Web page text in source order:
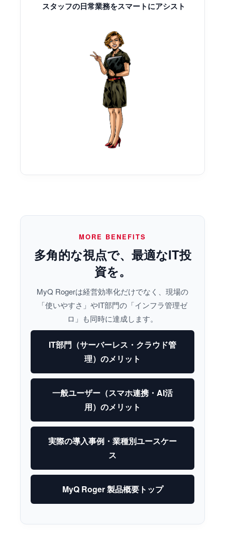
スタッフの日常業務をスマートにアシスト
MORE BENEFITS
多角的な視点で、最適なIT投
資を。
MyQ Rogerは経営効率化だけでなく、現場の
「使いやすさ」やIT部門の「インフラ管理ゼ
ロ」も同時に達成します。
IT部門（サーバーレス・クラウド管
理）のメリット
一般ユーザー（スマホ連携・AI活
用）のメリット
実際の導入事例・業種別ユースケー
ス
MyQ Roger 製品概要トップ